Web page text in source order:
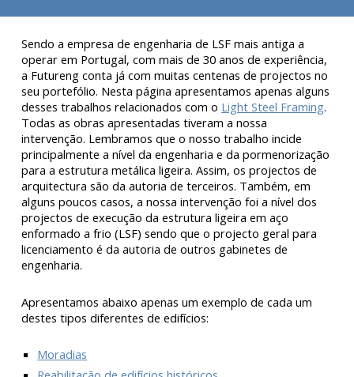
Sendo a empresa de engenharia de LSF mais antiga a
operar em Portugal, com mais de 30 anos de experiência,
a Futureng conta já com muitas centenas de projectos no
seu portefólio. Nesta página apresentamos apenas alguns
desses trabalhos relacionados com o Light Steel Framing.
Todas as obras apresentadas tiveram a nossa
intervenção. Lembramos que o nosso trabalho incide
principalmente a nível da engenharia e da pormenorização
para a estrutura metálica ligeira. Assim, os projectos de
arquitectura são da autoria de terceiros. Também, em
alguns poucos casos, a nossa intervenção foi a nível dos
projectos de execução da estrutura ligeira em aço
enformado a frio (LSF) sendo que o projecto geral para
licenciamento é da autoria de outros gabinetes de
engenharia.
Apresentamos abaixo apenas um exemplo de cada um
destes tipos diferentes de edifícios:
Moradias